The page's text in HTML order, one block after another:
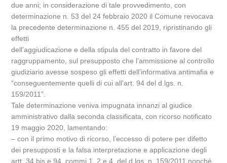
due anni; in considerazione di tale provvedimento, con
determinazione n. 53 del 24 febbraio 2020 il Comune revocava
la precedente determinazione n. 455 del 2019, ripristinando gli
effetti
dell’aggiudicazione e della stipula del contratto in favore del
raggruppamento, sul presupposto che l’ammissione al controllo
giudiziario avesse sospeso gli effetti dell’informativa antimafia e
“conseguentemente quelli di cui all’art. 94 del d.lgs. n.
159/2011”.
Tale determinazione veniva impugnata innanzi al giudice
amministrativo dalla seconda classificata, con ricorso notificato
19 maggio 2020, lamentando:
– con il primo motivo di ricorso, l’eccesso di potere per difetto
dei presupposti e la falsa interpretazione e applicazione degli
artt. 34 bis e 94, commi 1, 2 e 4, del d.lgs. n. 159/2011 nonché